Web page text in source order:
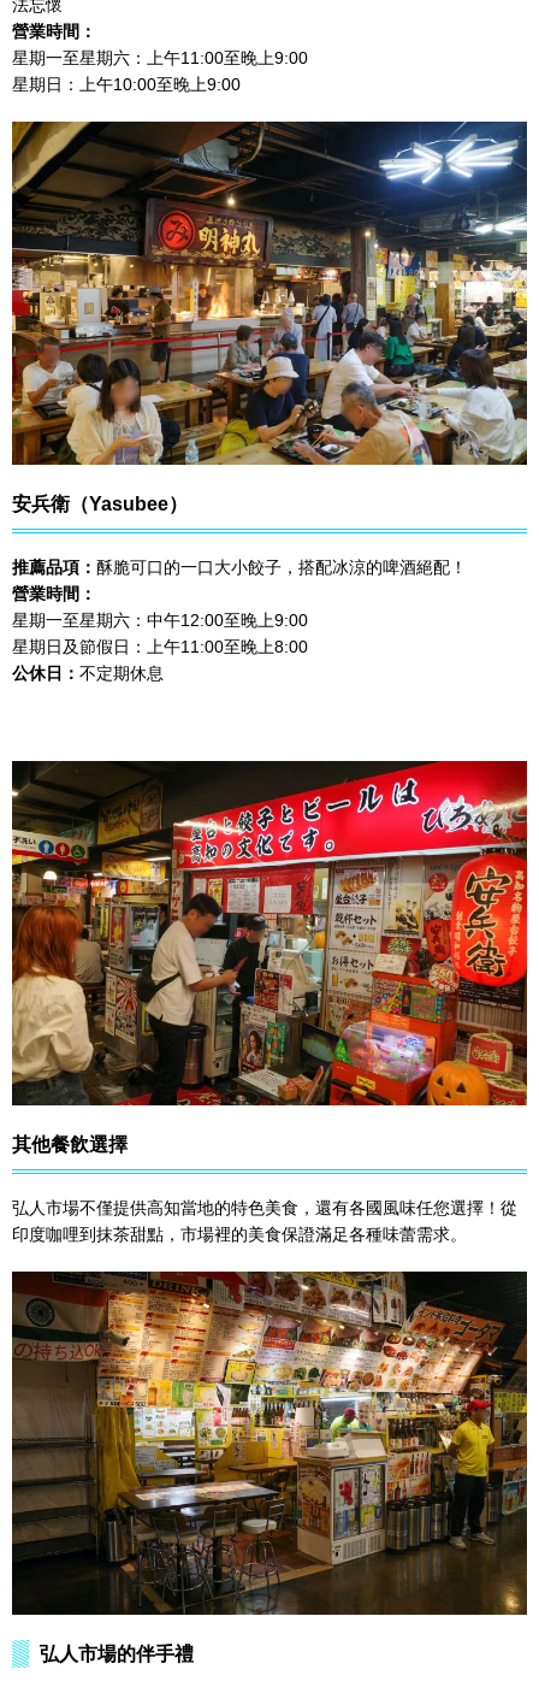
法忘懷
營業時間：
星期一至星期六：上午11:00至晚上9:00
星期日：上午10:00至晚上9:00
安兵衛（Yasubee）
推薦品項： 酥脆可口的一口大小餃子，搭配冰涼的啤酒絕配！
營業時間：
星期一至星期六：中午12:00至晚上9:00
星期日及節假日：上午11:00至晚上8:00
公休日： 不定期休息
其他餐飲選擇
弘人市場不僅提供高知當地的特色美食，還有各國風味任您選擇！從
印度咖哩到抹茶甜點，市場裡的美食保證滿足各種味蕾需求。
弘人市場的伴手禮